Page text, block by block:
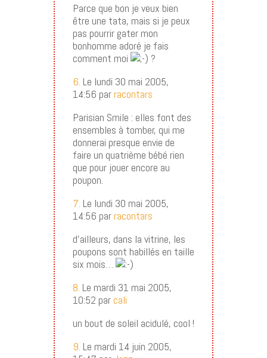
Parce que bon je veux bien
être une tata, mais si je peux
pas pourrir gater mon
bonhomme adoré je fais
comment moi
?
6. Le lundi 30 mai 2005,
14:56 parracontars
Parisian Smile : elles font des
ensembles à tomber, qui me
donnerai presque envie de
faire un quatrième bébé rien
que pour jouer encore au
poupon.
7. Le lundi 30 mai 2005,
14:56 parracontars
d’ailleurs, dans la vitrine, les
poupons sont habillés en taille
six mois…
8. Le mardi 31 mai 2005,
10:52 parcali
un bout de soleil acidulé, cool !
9. Le mardi 14 juin 2005,